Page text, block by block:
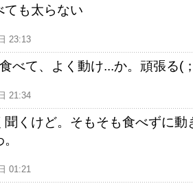
ても太らない
23:13
べて、よく動け...か。頑張る(
21:34
聞くけど。そもそも食べずに
01:21